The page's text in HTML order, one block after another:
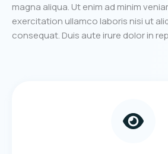
magna aliqua. Ut enim ad minim
exercitation ullamco laboris nisi ut
consequat. Duis aute irure dolor in